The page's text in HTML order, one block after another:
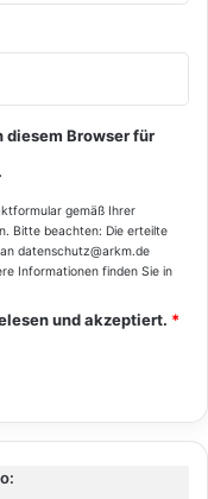
diesem Browser für
gemäß Ihrer
Bitte beachten: Die erteilte
datenschutz@arkm.de
Informationen finden Sie in
und akzeptiert. *